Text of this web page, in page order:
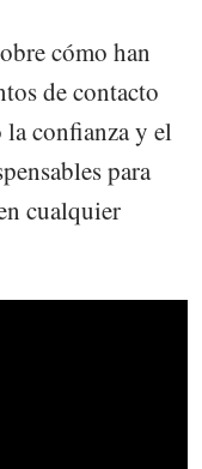
cómo han
de contacto
confianza y el
para
cualquier